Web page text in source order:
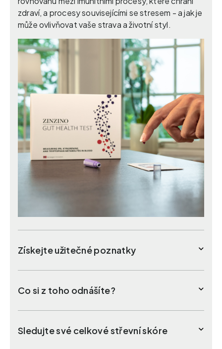
zdraví, a procesy souvisejícími se stresem - a jak je
může ovlivňovat vaše strava a životní styl.
Získejte užitečné poznatky
Co si z toho odnášíte?
Sledujte své celkové střevní skóre